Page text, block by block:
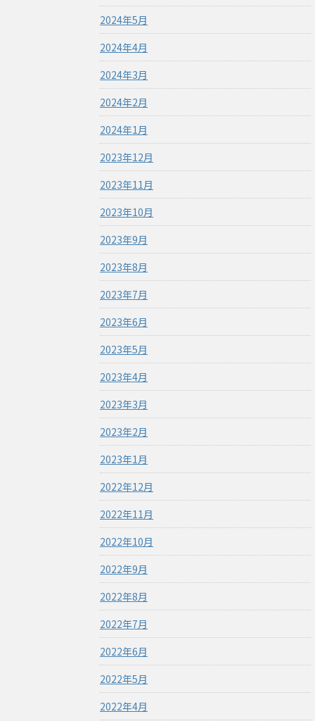
2024年5月
2024年4月
2024年3月
2024年2月
2024年1月
2023年12月
2023年11月
2023年10月
2023年9月
2023年8月
2023年7月
2023年6月
2023年5月
2023年4月
2023年3月
2023年2月
2023年1月
2022年12月
2022年11月
2022年10月
2022年9月
2022年8月
2022年7月
2022年6月
2022年5月
2022年4月